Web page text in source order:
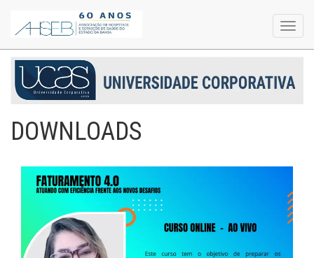
DOWNLOADS